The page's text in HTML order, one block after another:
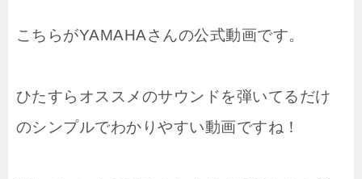
こちらがYAMAHAさんの公式動画です。
ひたすらオススメのサウンドを弾いてるだけ
のシンプルでわかりやすい動画ですね！